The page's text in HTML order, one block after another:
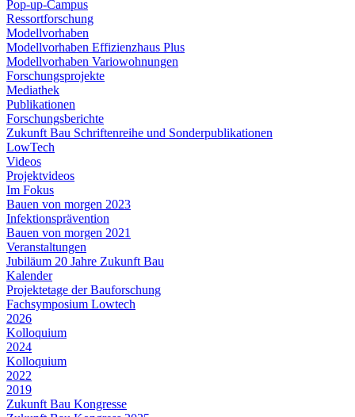
Pop-up-Campus
Ressortforschung
Modellvorhaben
Modellvorhaben Effizienzhaus Plus
Modellvorhaben Variowohnungen
Forschungsprojekte
Mediathek
Publikationen
Forschungsberichte
Zukunft Bau Schriftenreihe und Sonderpublikationen
LowTech
Videos
Projektvideos
Im Fokus
Bauen von morgen 2023
Infektionsprävention
Bauen von morgen 2021
Veranstaltungen
Jubiläum 20 Jahre Zukunft Bau
Kalender
Projektetage der Bauforschung
Fachsymposium Lowtech
2026
Kolloquium
2024
Kolloquium
2022
2019
Zukunft Bau Kongresse